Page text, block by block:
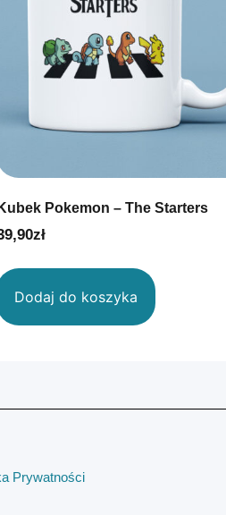
Kubek Pokemon – The Starters
zł
Dodaj do koszyka
Prywatności